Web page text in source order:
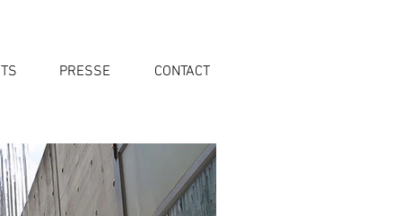
PRESSE CONTACT